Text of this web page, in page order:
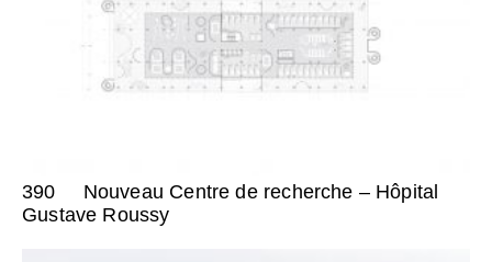
390
Nouveau Centre de recherche – Hôpital
Gustave Roussy